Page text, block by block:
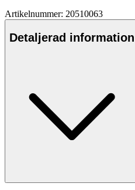
Artikelnummer: 20510063
Detaljerad information